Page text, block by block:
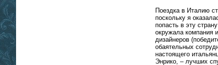
Поездка в Италию
поскольку я
попасть в эту
окружала компания
дизайнеров
обаятельных
настоящего
Энрико, – лучших